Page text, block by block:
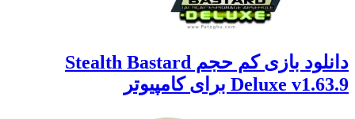
دانلود بازی کم حجم Stealth Bastard
Deluxe v1.63.9 برای کامپیوتر